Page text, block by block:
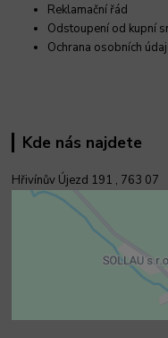
Reklamační řád
Odstoupení od kupní
Ochrana osobních
Kde nás najdete
Hřivínův Újezd 191 , 763 07